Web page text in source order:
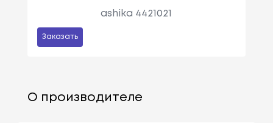
ashika 4421021
Заказать
О производителе